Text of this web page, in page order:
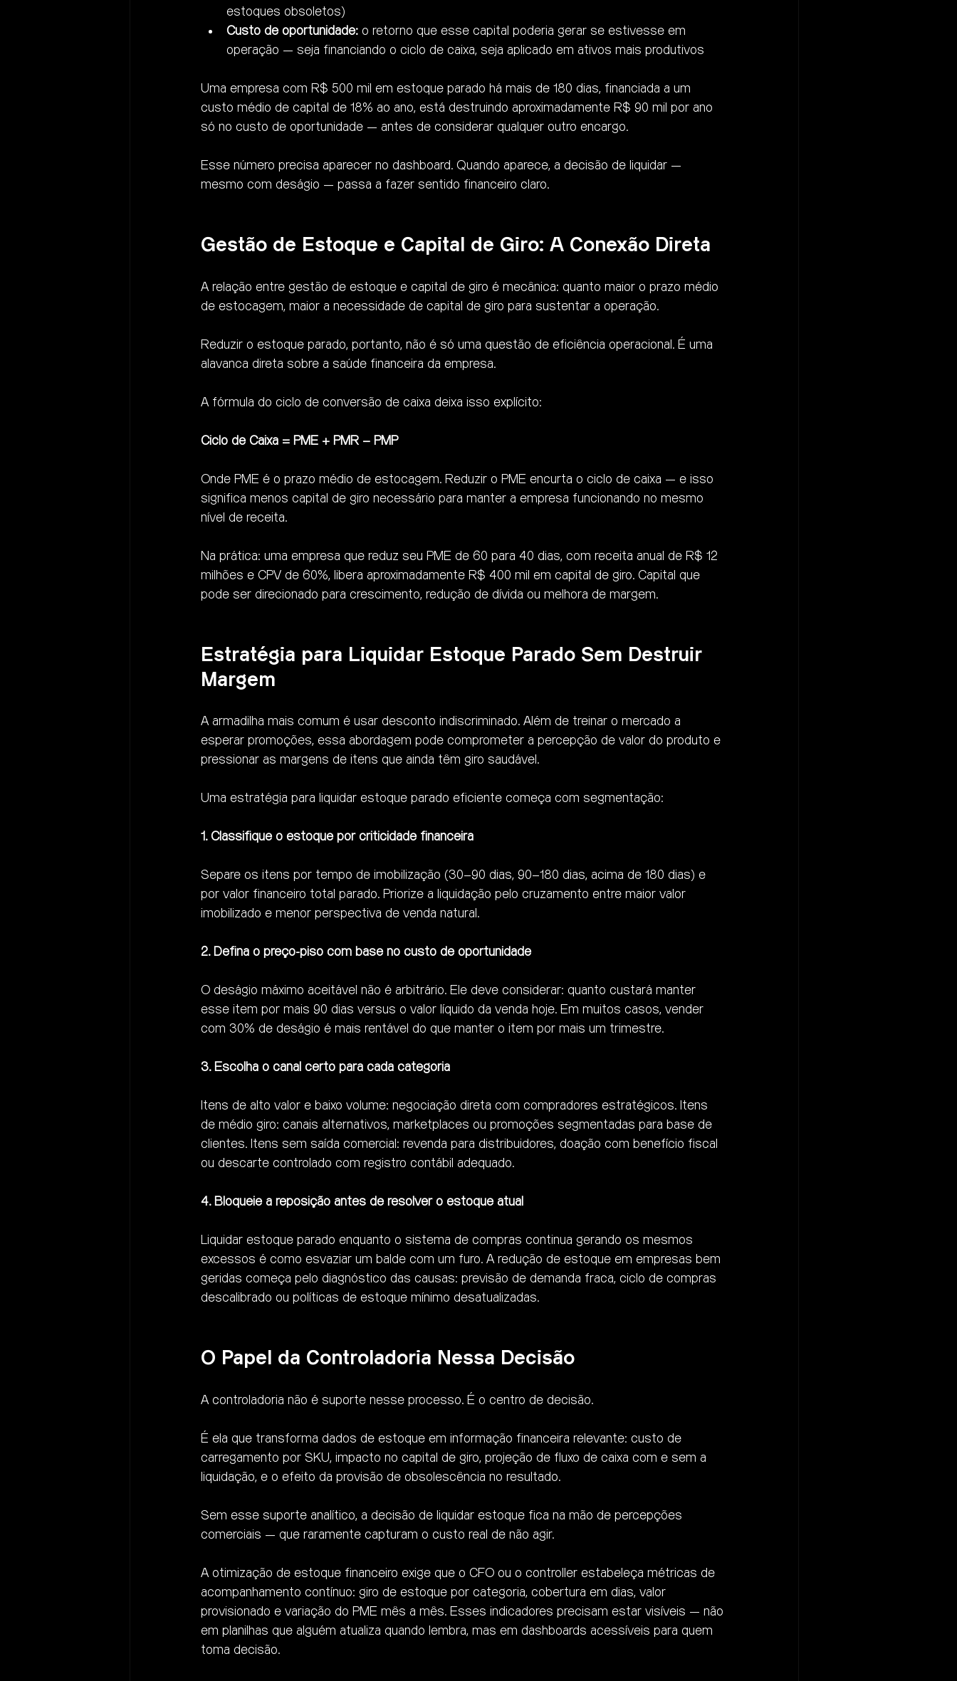
estoques obsoletos)
Custo de oportunidade: o retorno que esse capital poderia gerar se estivesse em
operação — seja financiando o ciclo de caixa, seja aplicado em ativos mais produtivos
Uma empresa com R$ 500 mil em estoque parado há mais de 180 dias, financiada a um
custo médio de capital de 18% ao ano, está destruindo aproximadamente R$ 90 mil por ano
só no custo de oportunidade — antes de considerar qualquer outro encargo.
Esse número precisa aparecer no dashboard. Quando aparece, a decisão de liquidar —
mesmo com deságio — passa a fazer sentido financeiro claro.
Gestão de Estoque e Capital de Giro: A Conexão Direta
A relação entre gestão de estoque e capital de giro é mecânica: quanto maior o prazo médio
de estocagem, maior a necessidade de capital de giro para sustentar a operação.
Reduzir o estoque parado, portanto, não é só uma questão de eficiência operacional. É uma
alavanca direta sobre a saúde financeira da empresa.
A fórmula do ciclo de conversão de caixa deixa isso explícito:
Ciclo de Caixa = PME + PMR – PMP
Onde PME é o prazo médio de estocagem. Reduzir o PME encurta o ciclo de caixa — e isso
significa menos capital de giro necessário para manter a empresa funcionando no mesmo
nível de receita.
Na prática: uma empresa que reduz seu PME de 60 para 40 dias, com receita anual de R$ 12
milhões e CPV de 60%, libera aproximadamente R$ 400 mil em capital de giro. Capital que
pode ser direcionado para crescimento, redução de dívida ou melhora de margem.
Estratégia para Liquidar Estoque Parado Sem Destruir
Margem
A armadilha mais comum é usar desconto indiscriminado. Além de treinar o mercado a
esperar promoções, essa abordagem pode comprometer a percepção de valor do produto e
pressionar as margens de itens que ainda têm giro saudável.
Uma estratégia para liquidar estoque parado eficiente começa com segmentação:
1. Classifique o estoque por criticidade financeira
Separe os itens por tempo de imobilização (30–90 dias, 90–180 dias, acima de 180 dias) e
por valor financeiro total parado. Priorize a liquidação pelo cruzamento entre maior valor
imobilizado e menor perspectiva de venda natural.
2. Defina o preço-piso com base no custo de oportunidade
O deságio máximo aceitável não é arbitrário. Ele deve considerar: quanto custará manter
esse item por mais 90 dias versus o valor líquido da venda hoje. Em muitos casos, vender
com 30% de deságio é mais rentável do que manter o item por mais um trimestre.
3. Escolha o canal certo para cada categoria
Itens de alto valor e baixo volume: negociação direta com compradores estratégicos. Itens
de médio giro: canais alternativos, marketplaces ou promoções segmentadas para base de
clientes. Itens sem saída comercial: revenda para distribuidores, doação com benefício fiscal
ou descarte controlado com registro contábil adequado.
4. Bloqueie a reposição antes de resolver o estoque atual
Liquidar estoque parado enquanto o sistema de compras continua gerando os mesmos
excessos é como esvaziar um balde com um furo. A redução de estoque em empresas bem
geridas começa pelo diagnóstico das causas: previsão de demanda fraca, ciclo de compras
descalibrado ou políticas de estoque mínimo desatualizadas.
O Papel da Controladoria Nessa Decisão
A controladoria não é suporte nesse processo. É o centro de decisão.
É ela que transforma dados de estoque em informação financeira relevante: custo de
carregamento por SKU, impacto no capital de giro, projeção de fluxo de caixa com e sem a
liquidação, e o efeito da provisão de obsolescência no resultado.
Sem esse suporte analítico, a decisão de liquidar estoque fica na mão de percepções
comerciais — que raramente capturam o custo real de não agir.
A otimização de estoque financeiro exige que o CFO ou o controller estabeleça métricas de
acompanhamento contínuo: giro de estoque por categoria, cobertura em dias, valor
provisionado e variação do PME mês a mês. Esses indicadores precisam estar visíveis — não
em planilhas que alguém atualiza quando lembra, mas em dashboards acessíveis para quem
toma decisão.